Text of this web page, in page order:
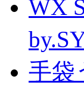
WX
手袋